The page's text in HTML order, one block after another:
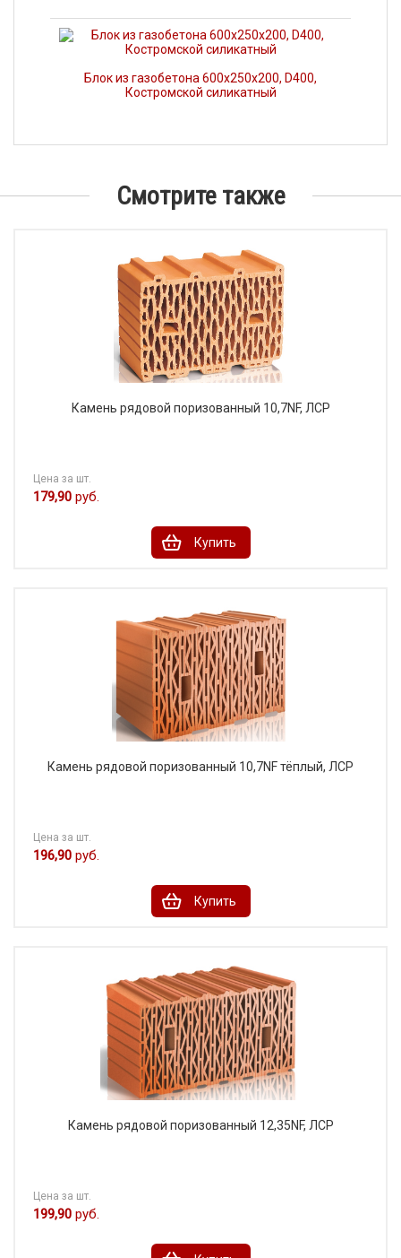
Блок из газобетона 600х250х200, D400,
Костромской силикатный
Смотрите также
Камень рядовой поризованный 10,7NF, ЛСР
Цена за шт.
179,90 руб.
Купить
Камень рядовой поризованный 10,7NF тёплый, ЛСР
Цена за шт.
196,90 руб.
Купить
Камень рядовой поризованный 12,35NF, ЛСР
Цена за шт.
199,90 руб.